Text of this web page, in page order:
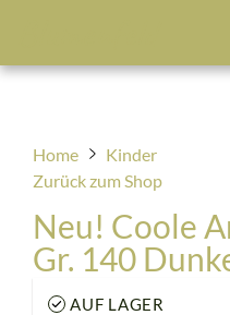
Home
Kinder
Zurück zum Shop
Neu! Coole
Gr. 140
AUF LAGER